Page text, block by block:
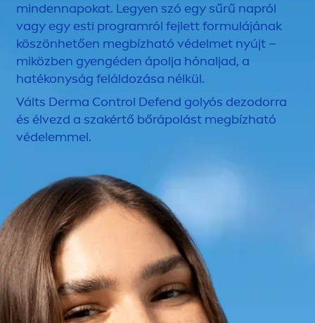
mindennapokat. Legyen szó egy sűrű napról
vagy egy esti programról fejlett formulájának
köszönhetően megbízható védelmet nyújt –
miközben gyengéden ápolja hónaljad, a
hatékonyság feláldozása nélkül.
Válts Derma Control Defend golyós dezodorra
és élvezd a szakértő bőrápolást megbízható
védelemmel.